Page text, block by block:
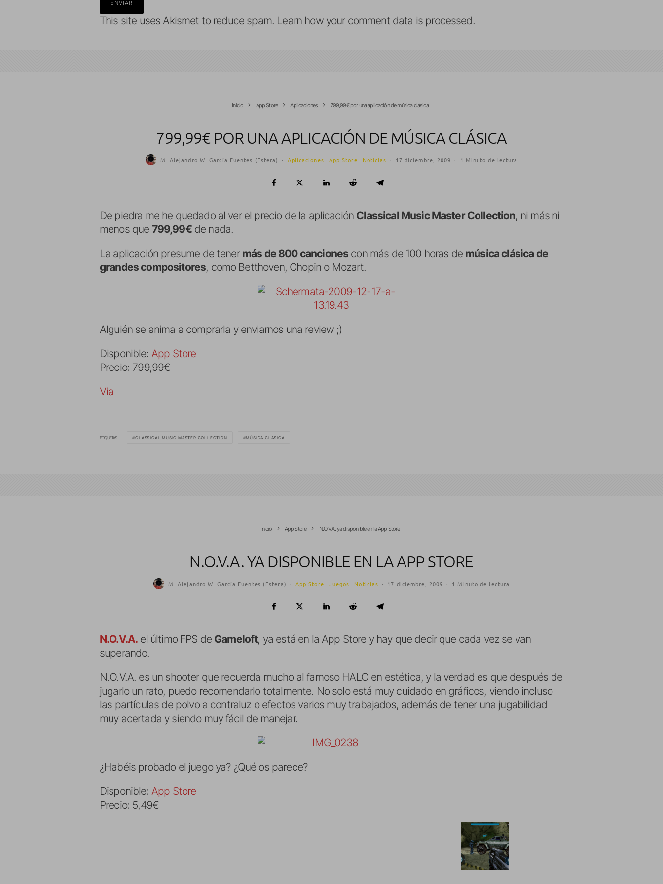
This site uses Akismet to reduce spam. Learn how your comment data is processed.
Inicio App Store Aplicaciones 799,99€ por una aplicación de música clásica
799,99€ POR UNA APLICACIÓN DE MÚSICA CLÁSICA
M. Alejandro W. García Fuentes (Esfera) · Aplicaciones App Store Noticias · 17 diciembre, 2009 · 1 Minuto de lectura
De piedra me he quedado al ver el precio de la aplicación Classical Music Master Collection, ni más ni
menos que 799,99€de nada.
La aplicación presume de tener más de 800 canciones con más de 100 horas de música clásica de
grandes compositores, como Betthoven, Chopin o Mozart.
Alguién se anima a comprarla y enviarnos una review ;)
Disponible: App Store
Precio: 799,99€
Via
ETIQUETAS CLASSICAL MUSIC MASTER COLLECTION MÚSICA CLÁSICA
Inicio App Store N.O.V.A. ya disponible en la App Store
N.O.V.A. YA DISPONIBLE EN LA APP STORE
M. Alejandro W. García Fuentes (Esfera) · App Store Juegos Noticias · 17 diciembre, 2009 · 1 Minuto de lectura
N.O.V.A. el último FPS de Gameloft, ya está en la App Store y hay que decir que cada vez se van
superando.
N.O.V.A. es un shooter que recuerda mucho al famoso HALO en estética, y la verdad es que después de
jugarlo un rato, puedo recomendarlo totalmente. No solo está muy cuidado en gráficos, viendo incluso
las partículas de polvo a contraluz o efectos varios muy trabajados, además de tener una jugabilidad
muy acertada y siendo muy fácil de manejar.
¿Habéis probado el juego ya? ¿Qué os parece?
Disponible: App Store
Precio: 5,49€